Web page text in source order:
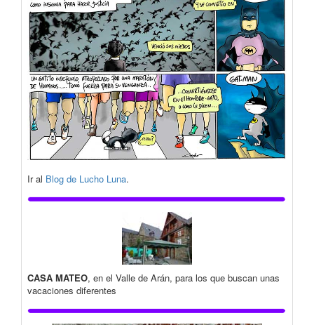
Ir al Blog de Lucho Luna.
CASA MATEO, en el Valle de Arán, para los que buscan unas
vacaciones diferentes